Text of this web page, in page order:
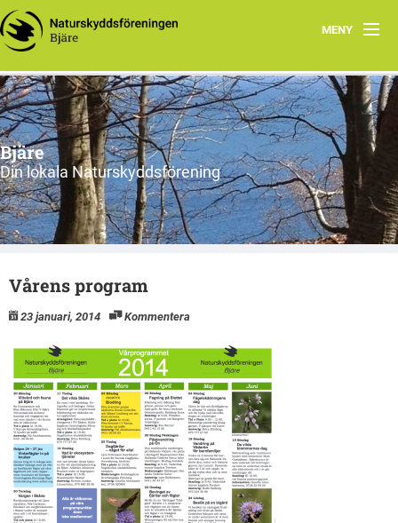
MENY
Hem
Om oss
Styrelsen
Program
Vad vi gör!
Bjäre
Din lokala Naturskyddsförening
Vårens program
23 januari, 2014 Kommentera